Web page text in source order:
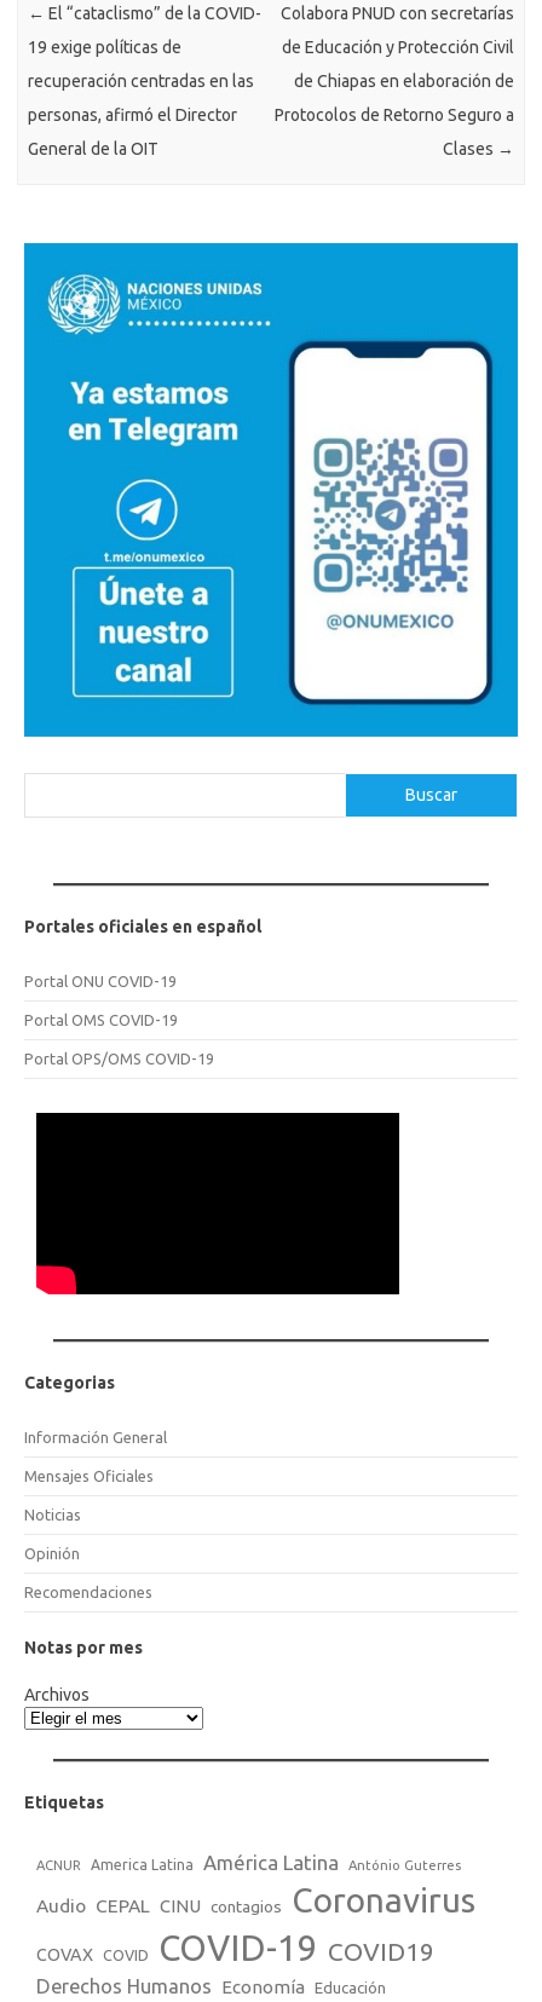
← El “cataclismo” de la COVID-
19 exige políticas de
recuperación centradas en las
personas, afirmó el Director
General de la OIT
Colabora PNUD con secretarías
de Educación y Protección Civil
de Chiapas en elaboración de
Protocolos de Retorno Seguro a
Clases →
Buscar
Portales oficiales en español
Portal ONU COVID-19
Portal OMS COVID-19
Portal OPS/OMS COVID-19
Categorias
Información General
Mensajes Oficiales
Noticias
Opinión
Recomendaciones
Notas por mes
Archivos
Etiquetas
ACNUR America Latina América Latina António Guterres
Audio CEPAL CINU contagios Coronavirus
COVAX COVID COVID-19 COVID19
Derechos Humanos Economía Educación